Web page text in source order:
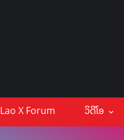
Lao X Forum ວິດີໂອ